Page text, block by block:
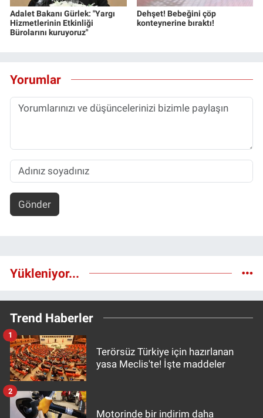
Adalet Bakanı Gürlek: "Yargı
Hizmetlerinin Etkinliği
Bürolarını kuruyoruz"
Dehşet! Bebeğini çöp
konteynerine bıraktı!
Yorumlar
Gönder
Yükleniyor...
Trend Haberler
Terörsüz Türkiye için hazırlanan
yasa Meclis'te! İşte maddeler
1
Motorinde bir indirim daha
2